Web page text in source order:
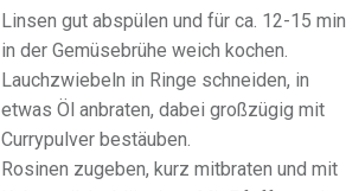
Linsen gut abspülen und für ca. 12-15 min
in der Gemüsebrühe weich kochen.
Lauchzwiebeln in Ringe schneiden, in
etwas Öl anbraten, dabei großzügig mit
Currypulver bestäuben.
Rosinen zugeben, kurz mitbraten und mit